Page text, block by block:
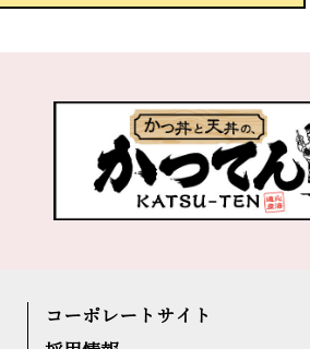
コーポレートサイト